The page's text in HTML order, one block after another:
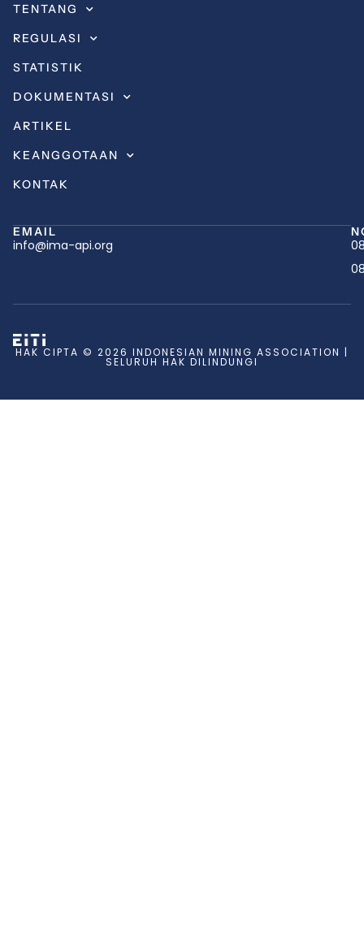
TENTANG
REGULASI
STATISTIK
DOKUMENTASI
ARTIKEL
KEANGGOTAAN
KONTAK
EMAIL
info@ima-api.org
HAK CIPTA © 2026 INDONESIAN MINING ASSOCIATION |
SELURUH HAK DILINDUNGI